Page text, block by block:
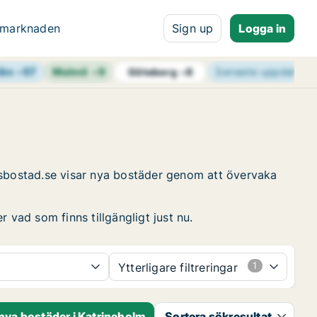
Sign up Logga in
+57 Malmö+9 Göteborg+8 Senaste
visar nya bostäder genom att övervaka
vad som finns tillgängligt just nu.
Ytterligare filtreringar